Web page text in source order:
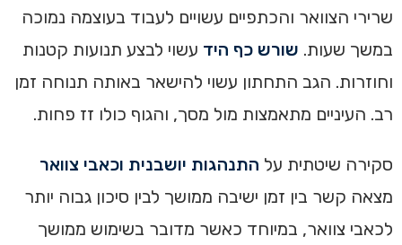
שרירי הצוואר והכתפיים עשויים לעבוד בעוצמה נמוכה
במשך שעות. שורש כף היד עשוי לבצע תנועות קטנות
וחוזרות. הגב התחתון עשוי להישאר באותה תנוחה זמן
רב. העיניים מתאמצות מול מסך, והגוף כולו זז פחות.
סקירה שיטתית על התנהגות יושבנית וכאבי צוואר
מצאה קשר בין זמן ישיבה ממושך לבין סיכון גבוה יותר
לכאבי צוואר, במיוחד כאשר מדובר בשימוש ממושך